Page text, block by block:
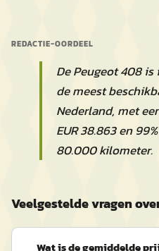
REDACTIE-OORDEEL
De Peugeot 408
de meest
Nederland, met
EUR 38.863 en
80.000 kilometer.
Veelgestelde vragen
Wat is de gemiddelde